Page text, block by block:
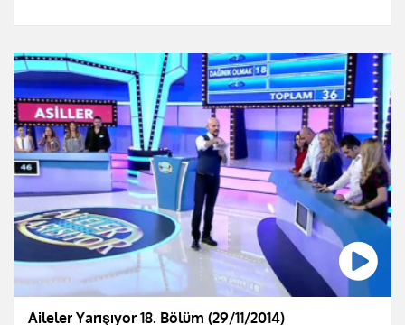
Aileler Yarışıyor 18. Bölüm (29/11/2014)